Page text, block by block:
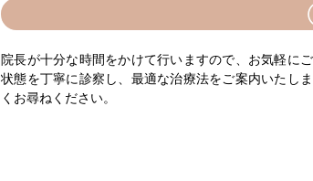
院長が十分な時間をかけて行いますので、お気軽に
状態を丁寧に診察し、最適な治療法をご案内いたし
くお尋ねください。